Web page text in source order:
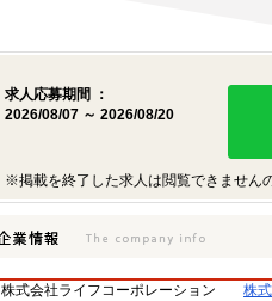
求人応募期間 ：
2026/08/07 ～ 2026/08/20
※掲載を終了した求人は閲覧できません
株式会社ライフコーポレーション
株